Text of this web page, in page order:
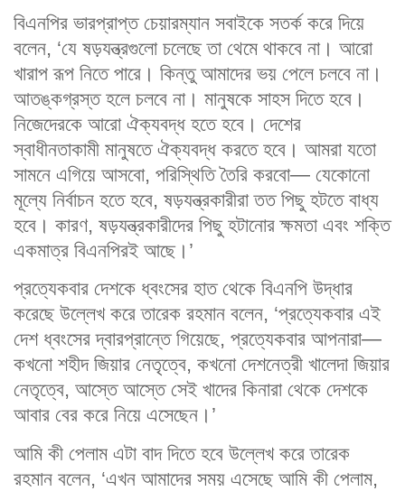
বিএনপির ভারপ্রাপ্ত চেয়ারম্যান সবাইকে সতর্ক করে দিয়ে
বলেন, ‘যে ষড়যন্ত্রগুলো চলেছে তা থেমে থাকবে না। আরো
খারাপ রূপ নিতে পারে। কিন্তু আমাদের ভয় পেলে চলবে না।
আতঙ্কগ্রস্ত হলে চলবে না। মানুষকে সাহস দিতে হবে।
নিজেদেরকে আরো ঐক্যবদ্ধ হতে হবে। দেশের
স্বাধীনতাকামী মানুষতে ঐক্যবদ্ধ করতে হবে। আমরা যতো
সামনে এগিয়ে আসবো, পরিস্থিতি তৈরি করবো— যেকোনো
মূল্যে নির্বাচন হতে হবে, ষড়যন্ত্রকারীরা তত পিছু হটতে বাধ্য
হবে। কারণ, ষড়যন্ত্রকারীদের পিছু হটানোর ক্ষমতা এবং শক্তি
একমাত্র বিএনপিরই আছে।’
প্রত্যেকবার দেশকে ধ্বংসের হাত থেকে বিএনপি উদ্ধার
করেছে উল্লেখ করে তারেক রহমান বলেন, ‘প্রত্যেকবার এই
দেশ ধ্বংসের দ্বারপ্রান্তে গিয়েছে, প্রত্যেকবার আপনারা—
কখনো শহীদ জিয়ার নেতৃত্বে, কখনো দেশনেত্রী খালেদা জিয়ার
নেতৃত্বে, আস্তে আস্তে সেই খাদের কিনারা থেকে দেশকে
আবার বের করে নিয়ে এসেছেন।’
আমি কী পেলাম এটা বাদ দিতে হবে উল্লেখ করে তারেক
রহমান বলেন, ‘এখন আমাদের সময় এসেছে আমি কী পেলাম,